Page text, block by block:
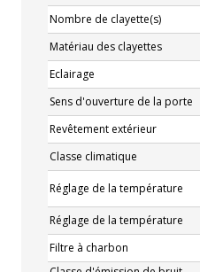
Nombre de clayette(s)
Matériau des clayettes
Eclairage
Sens d'ouverture de la porte
Revêtement extérieur
Classe climatique
Réglage de la température
Réglage de la température
Filtre à charbon